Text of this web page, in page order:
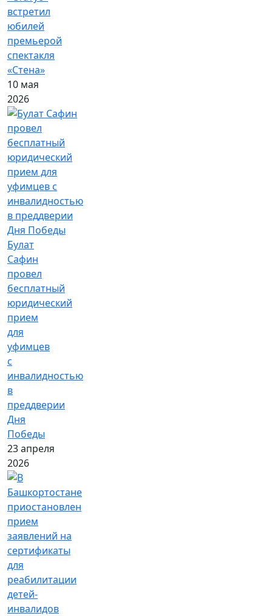
встретил
юбилей
премьерой
спектакля
«Стена»
10 мая
2026
Булат
Сафин
провел
бесплатный
юридический
прием
для
уфимцев
с
инвалидностью
в
преддверии
Дня
Победы
23 апреля
2026